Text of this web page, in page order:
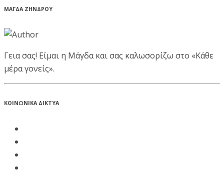
ΜΑΓΔΑ ΖΗΝΔΡΟΥ
Γεια σας! Είμαι η Μάγδα και σας καλωσορίζω στο «Κάθε
μέρα γονείς».
ΚΟΙΝΩΝΙΚΑ ΔΙΚΤΥΑ